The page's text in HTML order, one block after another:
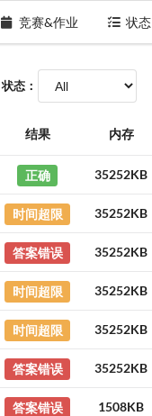
竞赛&作业 状态
状态：
结果 内存
正确 35252KB
时间超限 35252KB
答案错误 35252KB
时间超限 35252KB
时间超限 35252KB
答案错误 35252KB
答案错误 1508KB